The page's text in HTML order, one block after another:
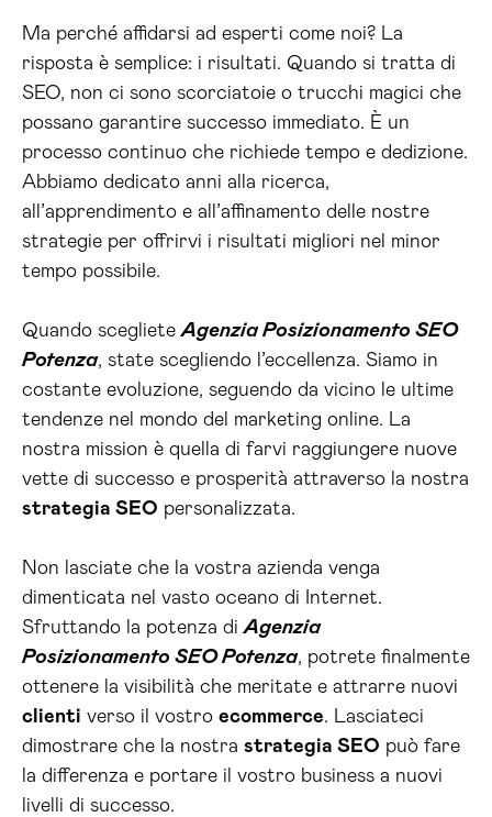
Ma perché affidarsi ad esperti come noi? La
risposta è semplice: i risultati. Quando si tratta di
SEO, non ci sono scorciatoie o trucchi magici che
possano garantire successo immediato. È un
processo continuo che richiede tempo e dedizione.
Abbiamo dedicato anni alla ricerca,
all’apprendimento e all’affinamento delle nostre
strategie per offrirvi i risultati migliori nel minor
tempo possibile.
Quando sceglieteAgenzia Posizionamento SEO
Potenza, state scegliendo l’eccellenza. Siamo in
costante evoluzione, seguendo da vicino le ultime
tendenze nel mondo del marketing online. La
nostra mission è quella di farvi raggiungere nuove
vette di successo e prosperità attraverso la nostra
strategia SEO personalizzata.
Non lasciate che la vostra azienda venga
dimenticata nel vasto oceano di Internet.
Sfruttando la potenza diAgenzia
Posizionamento SEO Potenza, potrete finalmente
ottenere la visibilità che meritate e attrarre nuovi
clienti verso il vostro ecommerce. Lasciateci
dimostrare che la nostra strategia SEO può fare
la differenza e portare il vostro business a nuovi
livelli di successo.